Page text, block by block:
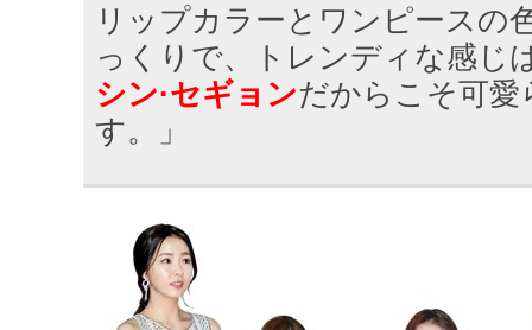
リップカラーとワンピースの
っくりで、トレンディな感じ
シン·セギョンだからこそ可愛
す。」